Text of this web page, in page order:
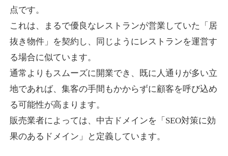
詳細を見る
10,800円
詳細を見る
box-cafe.jp
ジャンル 飲食
DA37 外部リンク数
3,300円 入札 2件
点です。
これは、まるで優良なレストランが営業していた「居
抜き物件」を契約し、同じようにレストランを運営す
る場合に似ています。
通常よりもスムーズに開業でき、既に人通りが多い立
地であれば、集客の手間もかからずに顧客を呼び込め
る可能性が高まります。
販売業者によっては、中古ドメインを「SEO対策に効
果のあるドメイン」と定義しています。